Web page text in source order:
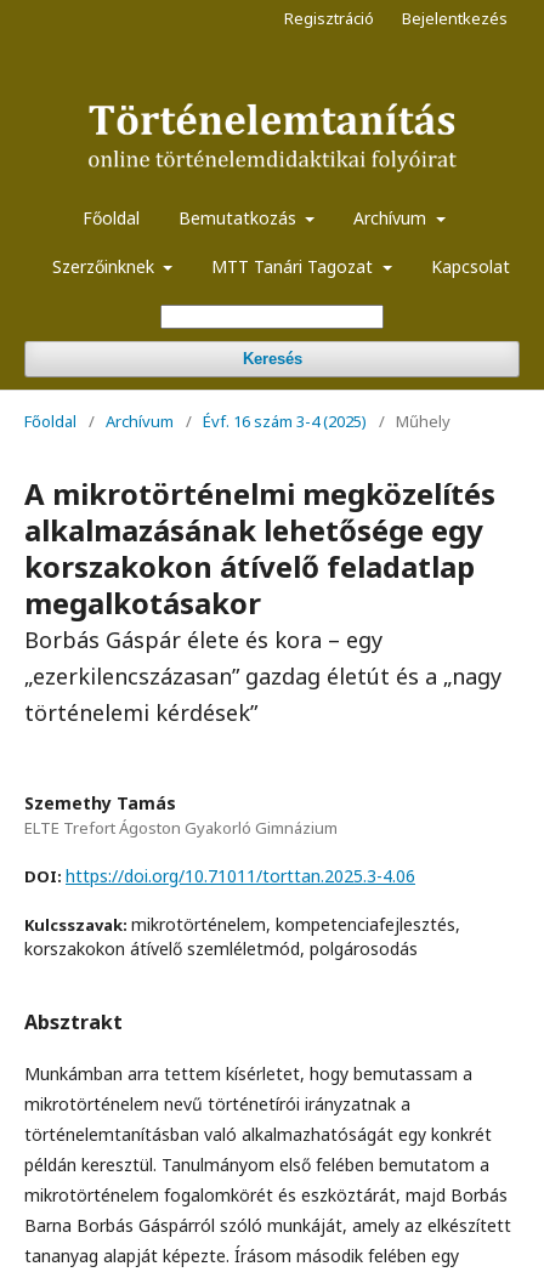
Főoldal Bemutatkozás Archívum
Szerzőinknek MTT Tanári Tagozat Kapcsolat
Keresés
Regisztráció Bejelentkezés
Főoldal / Archívum / Évf. 16 szám 3-4 (2025) / Műhely
A mikrotörténelmi megközelítés
alkalmazásának lehetősége egy
korszakokon átívelő feladatlap
megalkotásakor
Borbás Gáspár élete és kora – egy
„ezerkilencszázasan” gazdag életút és a „nagy
történelemi kérdések”
Szemethy Tamás
ELTE Trefort Ágoston Gyakorló Gimnázium
DOI: https://doi.org/10.71011/torttan.2025.3-4.06
Kulcsszavak: mikrotörténelem, kompetenciafejlesztés,
korszakokon átívelő szemléletmód, polgárosodás
Absztrakt
Munkámban arra tettem kísérletet, hogy bemutassam a
mikrotörténelem nevű történetírói irányzatnak a
történelemtanításban való alkalmazhatóságát egy konkrét
példán keresztül. Tanulmányom első felében bemutatom a
mikrotörténelem fogalomkörét és eszköztárát, majd Borbás
Barna Borbás Gáspárról szóló munkáját, amely az elkészített
tananyag alapját képezte. Írásom második felében egy